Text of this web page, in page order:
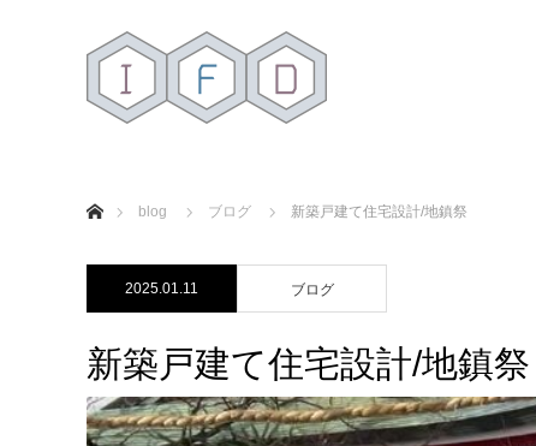
blog
ブログ 新築戸建て住宅設計/地鎮祭
2025.01.11 ブログ
新築戸建て住宅設計/地鎮祭